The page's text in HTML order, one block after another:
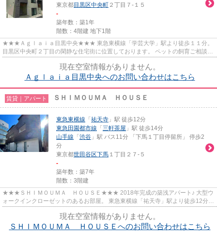
東京都目黒区中央町 ２丁目７-１５
-
築年数：築1年
階数：4階建 地下1階
★★★Ａｇｌａｉａ目黒中央★★★ 東急東横線「学芸大学」駅より徒歩１１分。
目黒区中央町２丁目の閑静な住宅街に位置しております。 ペットの飼育ご相談可
現在空室情報がありません。
Ａｇｌａｉａ目黒中央へのお問い合わせはこちら
賃貸｜アパート ＳＨＩＭＯＵＭＡ ＨＯＵＳＥ
東急東横線 「 祐天寺 」駅 徒歩12分
東急田園都市線 「 三軒茶屋 」駅 徒歩14分
山手線 「 渋谷 」駅 バス11分 「下馬１丁目停留所」 停歩2
分
東京都世田谷区下馬 １丁目２７-５
-
築年数：築7年
階数：3階建
★★★ＳＨＩＭＯＵＭＡ ＨＯＵＳＥ★★★ 2018年完成の築浅アパート♪ 大型ウ
ォークインクローゼットのあるお部屋。 東急東横線「祐天寺」駅より徒歩12分と
現在空室情報がありません。
ＳＨＩＭＯＵＭＡ ＨＯＵＳＥへのお問い合わせはこちら